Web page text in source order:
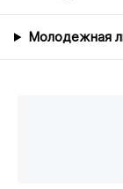
Молодежная